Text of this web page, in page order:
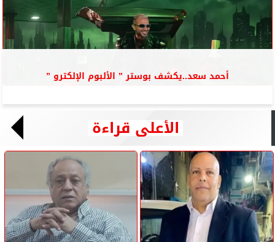
أحمد سعد..يكشف بوستر ” الألبوم الإلكترو ”
الأعلى قراءة